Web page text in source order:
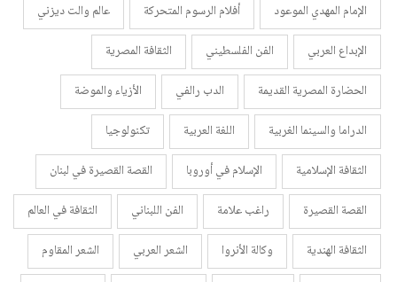
الإمام المهدي الموعود
أفلام الرسوم المتحركة
عالم والت ديزني
الإبداع العربي
الفن الفلسطيني
الثقافة المصرية
الحضارة المصرية القديمة
الدب رالفي
الأزياء والموضة
الدراما والسينما الغربية
اللغة العربية
تكنولوجيا
الثقافة الإسلامية
الإسلام في أوروبا
القصة القصيرة في لبنان
القصة القصيرة
راغب علامة الفن اللبناني
الثقافة في العالم
الثقافة الهندية
وكالة الأنروا الشعر العربي
الشعر المقاوم